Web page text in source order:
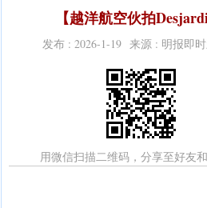
【越洋航空伙拍
发布 : 2026-1-19 来源 : 明报即
用微信扫描二维码，分享至好友